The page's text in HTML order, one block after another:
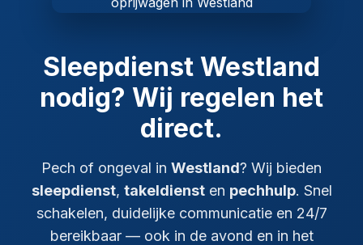
Sleepdienst Westland
nodig? Wij regelen het
direct.
Pech of ongeval in Westland? Wij bieden
sleepdienst, takeldiensten pechhulp. Snel
schakelen, duidelijke communicatie en 24/7
bereikbaar — ook in de avond en in het